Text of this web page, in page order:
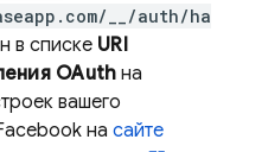
__/auth/ha
в списке URI
OAuthна
вашего
на сайте